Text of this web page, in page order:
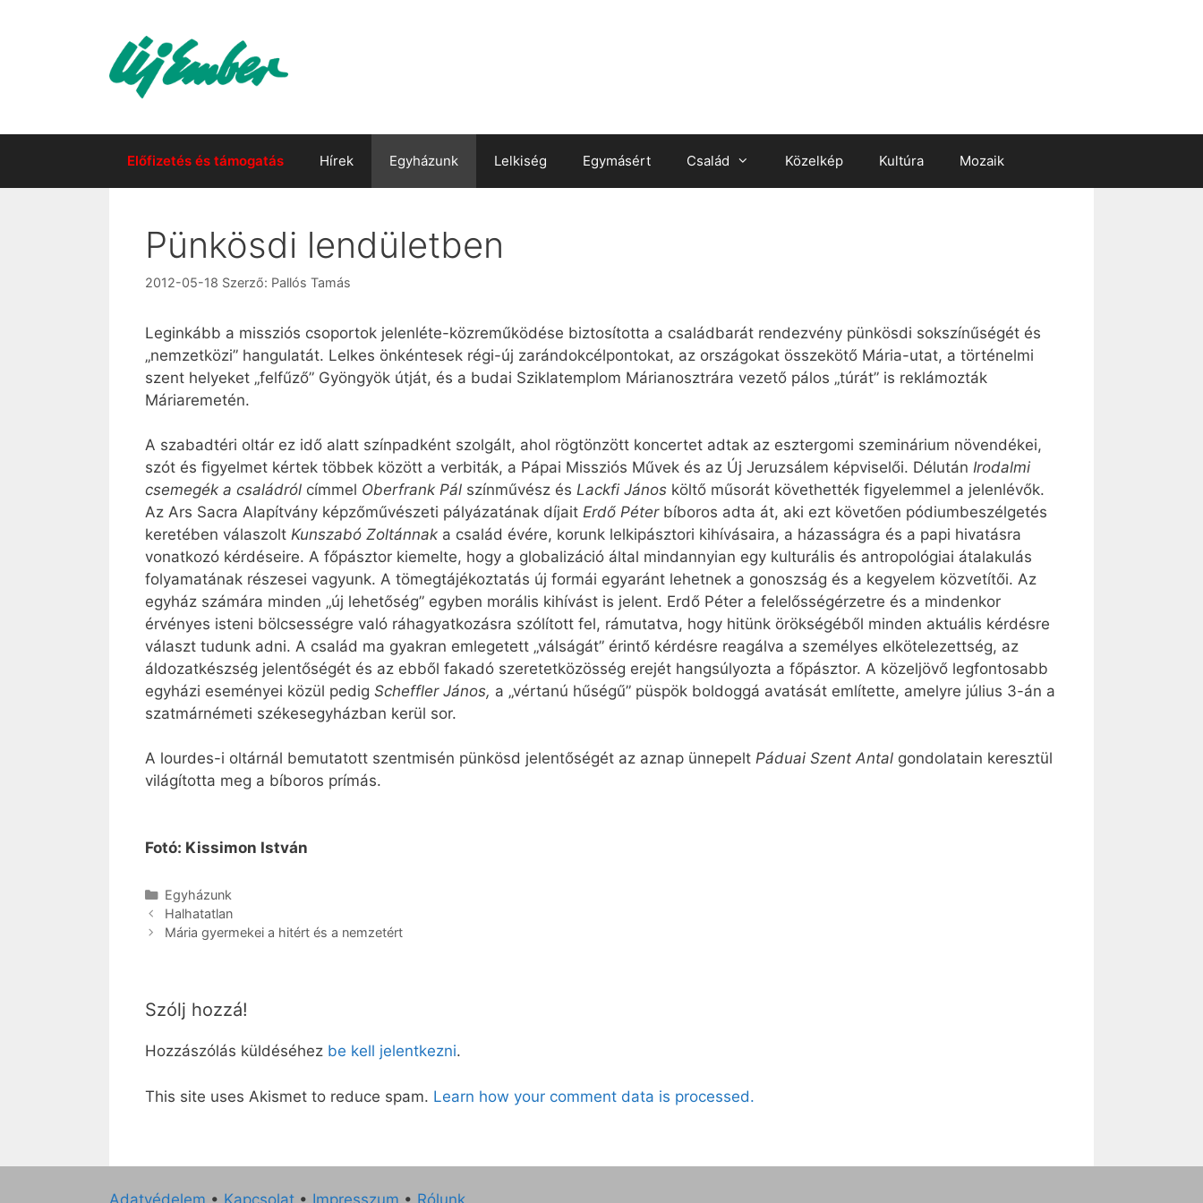
Előfizetés és támogatás Hírek Egyházunk Lelkiség Egymásért Család Közelkép Kultúra Mozaik
Pünkösdi lendületben
2012-05-18 Szerző: Pallós Tamás
Leginkább a missziós csoportok jelenléte-közreműködése biztosította a családbarát rendezvény pünkösdi sokszínűségét és
„nemzetközi” hangulatát. Lelkes önkéntesek régi-új zarándokcélpontokat, az országokat összekötő Mária-utat, a történelmi
szent helyeket „felfűző” Gyöngyök útját, és a budai Sziklatemplom Márianosztrára vezető pálos „túrát” is reklámozták
Máriaremetén.
A szabadtéri oltár ez idő alatt színpadként szolgált, ahol rögtönzött koncertet adtak az esztergomi szeminárium növendékei,
szót és figyelmet kértek többek között a verbiták, a Pápai Missziós Művek és az Új Jeruzsálem képviselői. Délután Irodalmi
csemegék a családról címmel Oberfrank Pál színművész és Lackfi János költő műsorát követhették figyelemmel a jelenlévők.
Az Ars Sacra Alapítvány képzőművészeti pályázatának díjait Erdő Péter bíboros adta át, aki ezt követően pódiumbeszélgetés
keretében válaszolt Kunszabó Zoltánnak a család évére, korunk lelkipásztori kihívásaira, a házasságra és a papi hivatásra
vonatkozó kérdéseire. A főpásztor kiemelte, hogy a globalizáció által mindannyian egy kulturális és antropológiai átalakulás
folyamatának részesei vagyunk. A tömegtájékoztatás új formái egyaránt lehetnek a gonoszság és a kegyelem közvetítői. Az
egyház számára minden „új lehetőség” egyben morális kihívást is jelent. Erdő Péter a felelősségérzetre és a mindenkor
érvényes isteni bölcsességre való ráhagyatkozásra szólított fel, rámutatva, hogy hitünk örökségéből minden aktuális kérdésre
választ tudunk adni. A család ma gyakran emlegetett „válságát” érintő kérdésre reagálva a személyes elkötelezettség, az
áldozatkészség jelentőségét és az ebből fakadó szeretetközösség erejét hangsúlyozta a főpásztor. A közeljövő legfontosabb
egyházi eseményei közül pedig Scheffler János, a „vértanú hűségű” püspök boldoggá avatását említette, amelyre július 3-án a
szatmárnémeti székesegyházban kerül sor.
A lourdes-i oltárnál bemutatott szentmisén pünkösd jelentőségét az aznap ünnepelt Páduai Szent Antal gondolatain keresztül
világította meg a bíboros prímás.
Fotó: Kissimon István
Kategória
Egyházunk
Halhatatlan
Mária gyermekei a hitért és a nemzetért
Szólj hozzá!
Hozzászólás küldéséhez be kell jelentkezni.
This site uses Akismet to reduce spam. Learn how your comment data is processed.